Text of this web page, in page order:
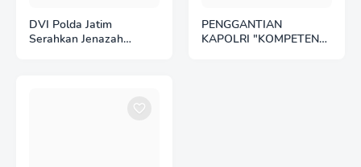
DVI Polda Jatim
Serahkan Jenazah
PENGGANTIAN
KAPOLRI "KOMPETENSI